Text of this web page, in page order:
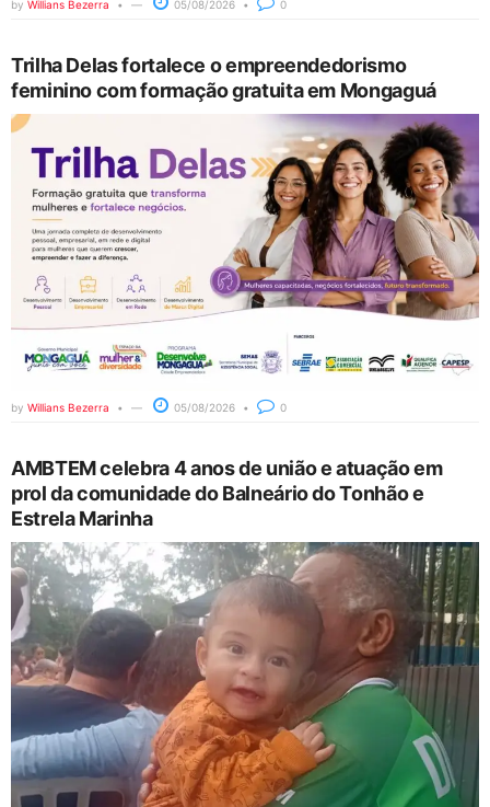
by Willians Bezerra 05/08/2026 0
Trilha Delas fortalece o empreendedorismo
feminino com formação gratuita em Mongaguá
by Willians Bezerra 05/08/2026 0
AMBTEM celebra 4 anos de união e atuação em
prol da comunidade do Balneário do Tonhão e
Estrela Marinha